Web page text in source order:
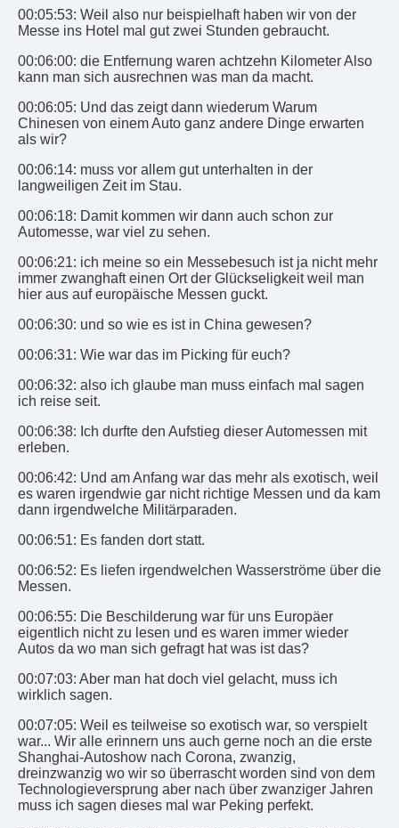
00:05:53: Weil also nur beispielhaft haben wir von der
Messe ins Hotel mal gut zwei Stunden gebraucht.
00:06:00: die Entfernung waren achtzehn Kilometer Also
kann man sich ausrechnen was man da macht.
00:06:05: Und das zeigt dann wiederum Warum
Chinesen von einem Auto ganz andere Dinge erwarten
als wir?
00:06:14: muss vor allem gut unterhalten in der
langweiligen Zeit im Stau.
00:06:18: Damit kommen wir dann auch schon zur
Automesse, war viel zu sehen.
00:06:21: ich meine so ein Messebesuch ist ja nicht mehr
immer zwanghaft einen Ort der Glückseligkeit weil man
hier aus auf europäische Messen guckt.
00:06:30: und so wie es ist in China gewesen?
00:06:31: Wie war das im Picking für euch?
00:06:32: also ich glaube man muss einfach mal sagen
ich reise seit.
00:06:38: Ich durfte den Aufstieg dieser Automessen mit
erleben.
00:06:42: Und am Anfang war das mehr als exotisch, weil
es waren irgendwie gar nicht richtige Messen und da kam
dann irgendwelche Militärparaden.
00:06:51: Es fanden dort statt.
00:06:52: Es liefen irgendwelchen Wasserströme über die
Messen.
00:06:55: Die Beschilderung war für uns Europäer
eigentlich nicht zu lesen und es waren immer wieder
Autos da wo man sich gefragt hat was ist das?
00:07:03: Aber man hat doch viel gelacht, muss ich
wirklich sagen.
00:07:05: Weil es teilweise so exotisch war, so verspielt
war... Wir alle erinnern uns auch gerne noch an die erste
Shanghai-Autoshow nach Corona, zwanzig,
dreinzwanzig wo wir so überrascht worden sind von dem
Technologieversprung aber nach über zwanziger Jahren
muss ich sagen dieses mal war Peking perfekt.